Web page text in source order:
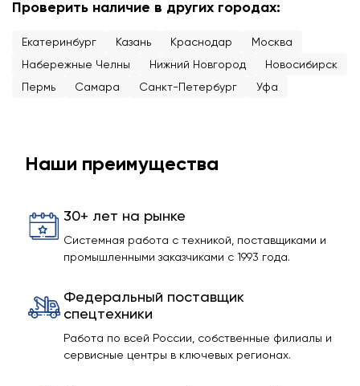
Проверить наличие в других городах:
Екатеринбург Казань Краснодар
Москва
Набережные Челны
Нижний Новгород
Новосибирск
Пермь
Самара Санкт-Петербург Уфа
Наши преимущества
30+ лет на рынке
Системная работа с техникой, поставщиками и
промышленными заказчиками с 1993 года.
Федеральный поставщик
спецтехники
Работа по всей России, собственные филиалы и
сервисные центры в ключевых регионах.